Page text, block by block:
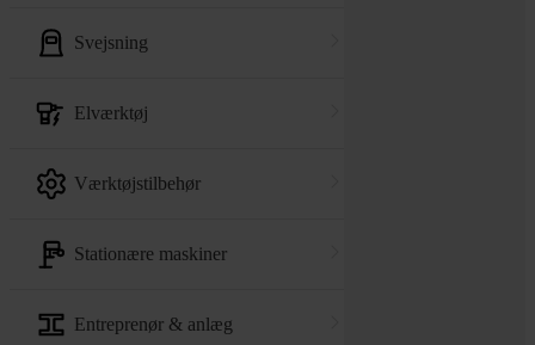
svejsning
elværktøj
værktøjstilbehør
stationære maskiner
entreprenør & anlæg